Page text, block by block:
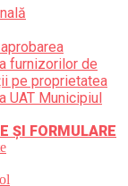
furnizorilor de
pe proprietatea
UAT Municipiul
ȘI FORMULARE